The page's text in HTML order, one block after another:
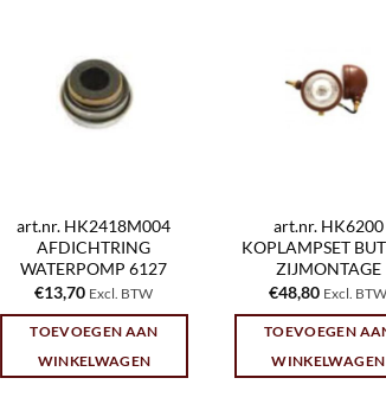
art.nr. HK2418M004
AFDICHTRING
WATERPOMP 6127
€13,70 Excl. BTW
TOEVOEGEN AAN
WINKELWAGEN
art.nr. HK6200
KOPLAMPSET
ZIJMONTAGE
€48,80 Excl. BTW
TOEVOEGEN
WINKELWAGEN